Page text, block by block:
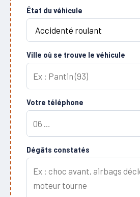
État du véhicule
Ville où se trouve le véhicule
Votre téléphone
Dégâts constatés